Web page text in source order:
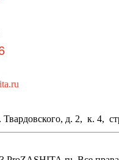
Твардовского, д. 2, к. 4,